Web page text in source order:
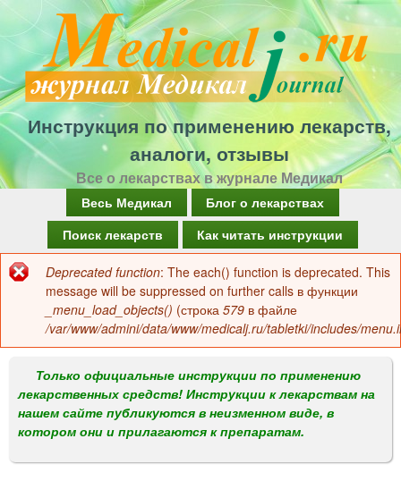
Перейти
к
основному
содержанию
Инструкция по применению лекарств,
аналоги, отзывы
Все о лекарствах в журнале Медикал
а
в
о
м
е
н
Весь Медикал
Блог о лекарствах
Поиск лекарств
Как читать инструкции
Сообщение
об
ошибке
Deprecated function: The each() function is deprecated. This
message will be suppressed on further calls в функции
_menu_load_objects() (строка 579 в файле
/var/www/admini/data/www/medicalj.ru/tabletki/includes/
Только официальные инструкции по применению
лекарственных средств! Инструкции к лекарствам на
нашем сайте публикуются в неизменном виде, в
котором они и прилагаются к препаратам.